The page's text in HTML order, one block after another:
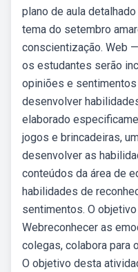
plano de aula
tema do setembro
conscientização. Web
os estudantes serão
opiniões e
desenvolver
elaborado
jogos e brincadeiras,
desenvolver as
conteúdos da área de
habilidades de
sentimentos. O
Webreconhecer as
colegas, colabora para
O objetivo desta